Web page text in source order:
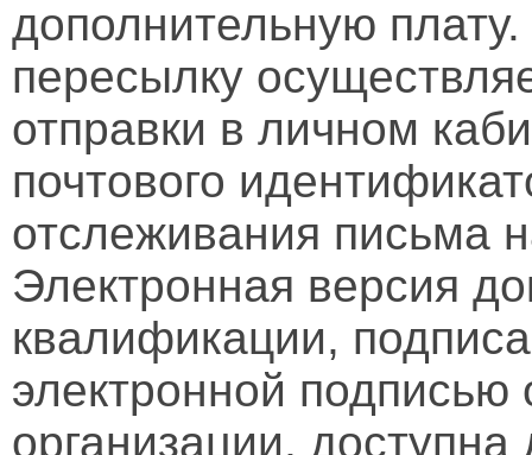
дополнительную
пересылку
отправки в личном
почтового
отслеживания письма
Электронная версия
квалификации,
электронной подписью
организации,